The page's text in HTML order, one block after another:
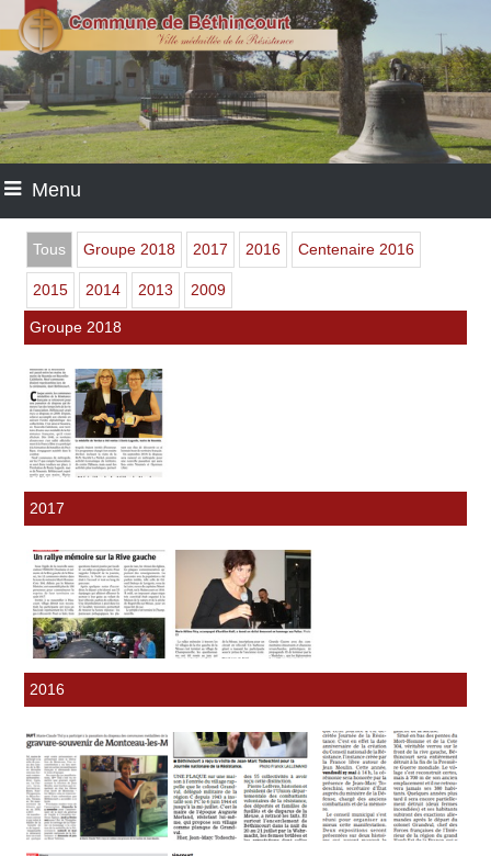
Menu
Tous Groupe 2018 2017 2016 Centenaire 2016
2015 2014 2013 2009
Groupe 2018
2017
2016